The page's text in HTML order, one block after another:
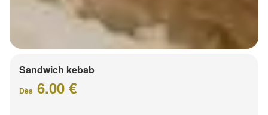
Sandwich kebab
Dès 6.00 €